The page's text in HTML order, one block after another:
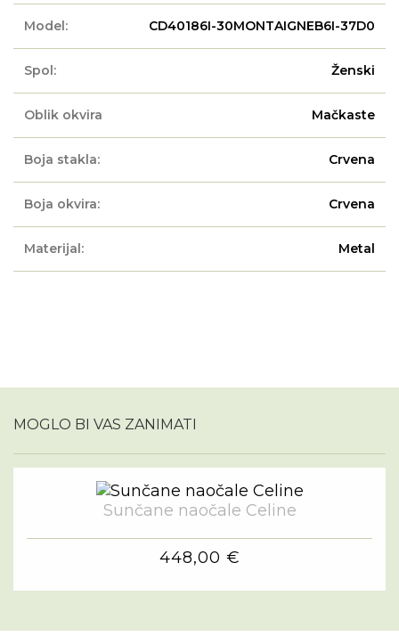
Model: CD40186I-30MONTAIGNEB6I-37D0
Spol: Ženski
Oblik okvira Mačkaste
Boja stakla: Crvena
Boja okvira: Crvena
Materijal: Metal
MOGLO BI VAS ZANIMATI
Sunčane naočale Celine
448,00 €